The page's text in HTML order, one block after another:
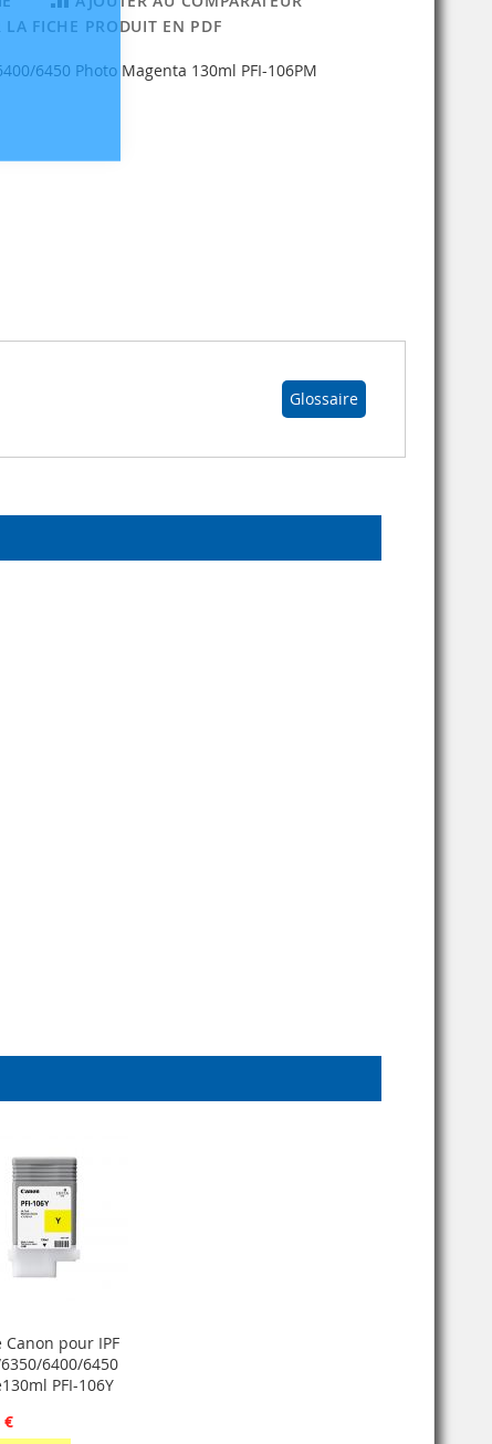
LA FICHE PRODUIT EN PDF
6450 Photo Magenta 130ml PFI-106PM
Glossaire
Canon pour IPF
6400/6450
PFI-106Y
€